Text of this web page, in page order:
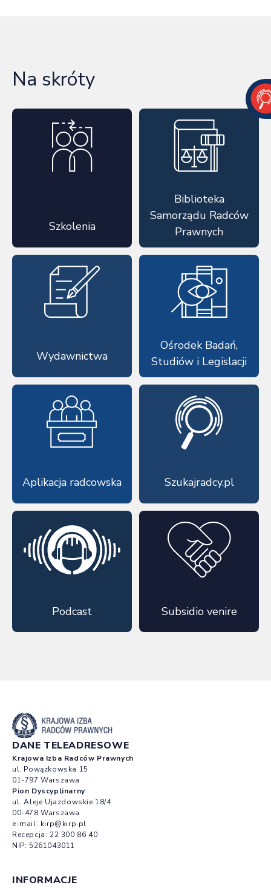
Na skróty
Szkolenia
Biblioteka
Samorządu Radców
Prawnych
Wydawnictwa
Ośrodek Badań,
Studiów i Legislacji
Aplikacja radcowska Szukajradcy.pl
Podcast Subsidio venire
DANE TELEADRESOWE
Krajowa Izba Radców Prawnych
ul. Powązkowska 15
01-797 Warszawa
Pion Dyscyplinarny
ul. Aleje Ujazdowskie 18/4
00-478 Warszawa
e-mail: kirp@kirp.pl
Recepcja: 22 300 86 40
NIP: 5261043011
INFORMACJE